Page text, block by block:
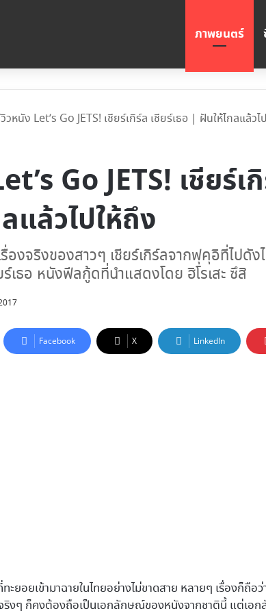
ภาพยนตร์
วหนัง Let’s Go JETS! เชียร์เกิร์ล เชียร์เธอ | ฝันให้ไกลแล้วไ
Go JETS! เชียร์เ
แล้วไปให้ถึง
องจริงของสาวๆ เชียร์เกิร์ลจากฟุคุอิที่ไปดั
ร์เธอ หนังฟีลกู้ดที่นำแสดงโดย ฮิโรเสะ ซึสิ
Facebook X LinkedIn
ยอยเข้ามาฉายในไทยอย่างไม่ขาดสาย หลายๆ เรื่องก็ถือ
ริงๆ ก็คงต้องถือเป็นเอกลักษณ์ของหนังจากชาตินี้ แต่เอ